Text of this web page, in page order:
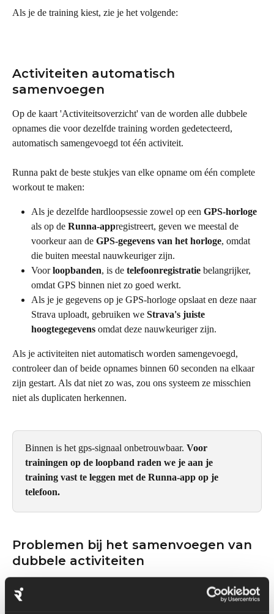
Als je de training kiest, zie je het volgende:
Activiteiten automatisch
samenvoegen
Op de kaart 'Activiteitsoverzicht' van de worden alle dubbele
opnames die voor dezelfde training worden gedetecteerd,
automatisch samengevoegd tot één activiteit.
Runna pakt de beste stukjes van elke opname om één complete
workout te maken:
Als je dezelfde hardloopsessie zowel op een GPS-horloge
als op de Runna-appregistreert, geven we meestal de
voorkeur aan de GPS-gegevens van het horloge, omdat
die buiten meestal nauwkeuriger zijn.
Voor loopbanden, is de telefoonregistratie belangrijker,
omdat GPS binnen niet zo goed werkt.
Als je je gegevens op je GPS-horloge opslaat en deze naar
Strava uploadt, gebruiken we Strava's juiste
hoogtegegevens omdat deze nauwkeuriger zijn.
Als je activiteiten niet automatisch worden samengevoegd,
controleer dan of beide opnames binnen 60 seconden na elkaar
zijn gestart. Als dat niet zo was, zou ons systeem ze misschien
niet als duplicaten herkennen.
Binnen is het gps-signaal onbetrouwbaar. Voor
trainingen op de loopband raden we je aan je
training vast te leggen met de Runna-app op je
telefoon.
Problemen bij het samenvoegen van
dubbele activiteiten
Als je activiteiten niet zijn samengevoegd zoals verwacht,
probeer je het volgende: